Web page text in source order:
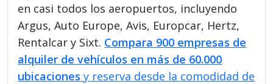
en casi todos los aeropuertos, incluyendo
Argus, Auto Europe, Avis, Europcar, Hertz,
Rentalcar y Sixt. Compara 900 empresas de
alquiler de vehículos en más de 60.000
ubicaciones y reserva desde la comodidad de